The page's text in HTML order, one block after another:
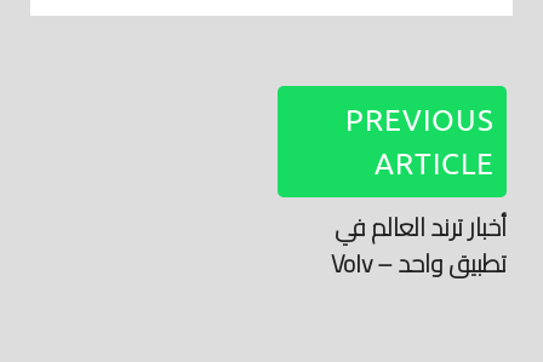
PREVIOUS
ARTICLE
أخبار ترند العالم في
تطبيق واحد – Volv